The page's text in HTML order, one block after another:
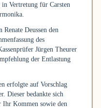
Vertretung für Carsten
Deussen den
des
Jürgen Theurer
der Entlastung
erfolgte auf Vorschlag
Dieser bedankte sich
Ihr Kommen sowie den